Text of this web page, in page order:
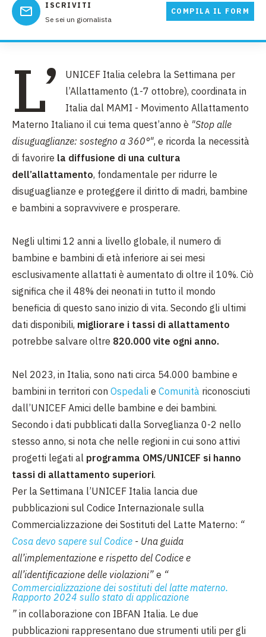
ISCRIVITI
Se sei un giornalista
COMPILA IL FORM
L’
UNICEF Italia celebra la Settimana per
l’Allattamento (1-7 ottobre), coordinata in
Italia dal MAMI - Movimento Allattamento
Materno Italiano il cui tema quest’anno è "Stop alle
disuguaglianze: sostegno a 360°", e ricorda la necessità
di favorire la diffusione di una cultura
dell’allattamento, fondamentale per ridurre le
disuguaglianze e proteggere il diritto di madri, bambine
e bambini a sopravvivere e prosperare.
Negli ultimi 12 anni a livello globale, il numero di
bambine e bambini di età inferiore ai sei mesi
esclusivamente allattati è aumentato di oltre il 10%. Ciò
significa che il 48% dei neonati in tutto il mondo
beneficia di questo sano inizio di vita. Secondo gli ultimi
dati disponibili, migliorare i tassi di allattamento
potrebbe salvare oltre 820.000 vite ogni anno.
Nel 2023, in Italia, sono nati circa 54.000 bambine e
bambini in territori con Ospedali e Comunità riconosciuti
dall’UNICEF Amici delle bambine e dei bambini.
Secondo i dati pubblicati dalla Sorveglianza 0-2 nello
stesso anno, si nota che nelle regioni in cui sono attivi
progetti legati al programma OMS/UNICEF si hanno
tassi di allattamento superiori.
Per la Settimana l’UNICEF Italia lancia due
pubblicazioni sul Codice Internazionale sulla
Commercializzazione dei Sostituti del Latte Materno: “
Cosa devo sapere sul Codice - Una guida
all’implementazione e rispetto del Codice e
all’identificazione delle violazioni” e “
Commercializzazione dei sostituti del latte materno.
Rapporto 2024 sullo stato di applicazione
” in collaborazione con IBFAN Italia. Le due
pubblicazioni rappresentano due strumenti utili per gli